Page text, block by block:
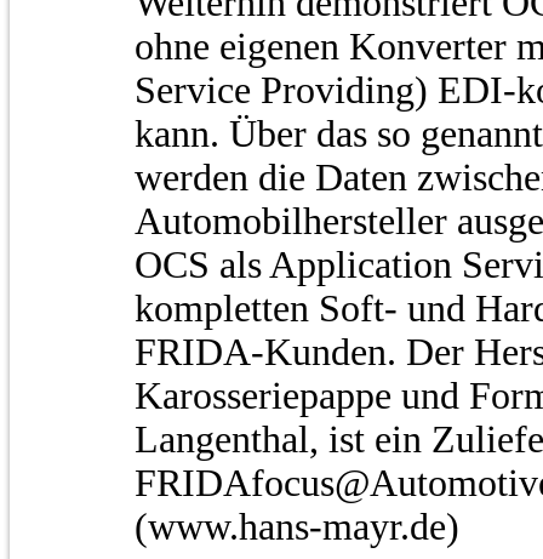
ohne eigenen Konverter
Service Providing) EDI-
kann. Über das so
werden die Daten
Automobilhersteller
OCS als Application
kompletten Soft- und
FRIDA-Kunden. Der
Karosseriepappe und
Langenthal, ist ein
(www.hans-mayr.de)